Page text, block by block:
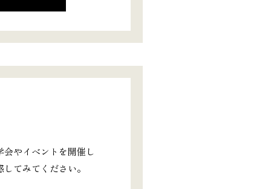
やイベントを開催し
てみてください。